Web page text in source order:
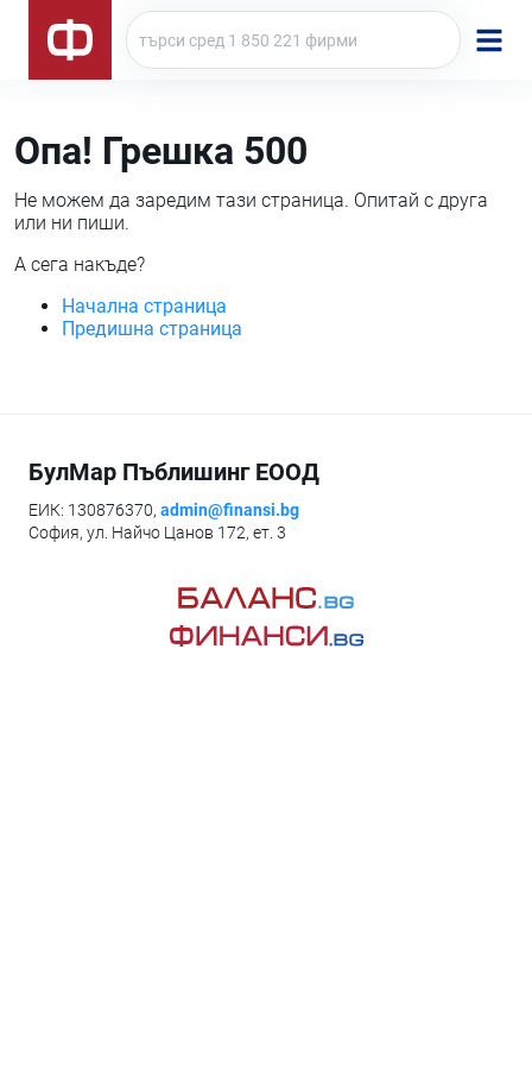
Опа! Грешка 500
Не можем да заредим тази страница. Опитай с друга
или ни пиши.
А сега накъде?
Начална страница
Предишна страница
БулМар Пъблишинг ЕООД
ЕИК: 130876370, admin@finansi.bg
София, ул. Найчо Цанов 172, ет. 3